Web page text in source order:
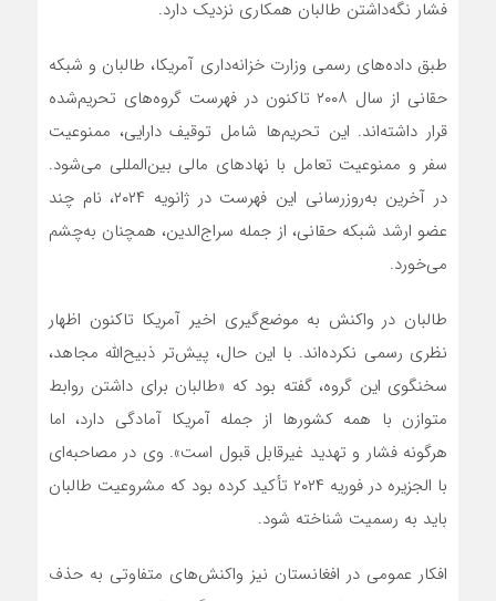
فشار نگه‌داشتن طالبان همکاری نزدیک دارد.
طبق داده‌های رسمی وزارت خزانه‌داری آمریکا، طالبان و شبکه
حقانی از سال ۲۰۰۸ تاکنون در فهرست گروه‌های تحریم‌شده
قرار داشته‌اند. این تحریم‌ها شامل توقیف دارایی، ممنوعیت
سفر و ممنوعیت تعامل با نهادهای مالی بین‌المللی می‌شود.
در آخرین به‌روزرسانی این فهرست در ژانویه ۲۰۲۴، نام چند
عضو ارشد شبکه حقانی، از جمله سراج‌الدین، همچنان به‌چشم
می‌خورد.
طالبان در واکنش به موضع‌گیری اخیر آمریکا تاکنون اظهار
نظری رسمی نکرده‌اند. با این حال، پیش‌تر ذبیح‌الله مجاهد،
سخنگوی این گروه، گفته بود که «طالبان برای داشتن روابط
متوازن با همه کشورها از جمله آمریکا آمادگی دارد، اما
هرگونه فشار و تهدید غیرقابل قبول است». وی در مصاحبه‌ای
با الجزیره در فوریه ۲۰۲۴ تأکید کرده بود که مشروعیت طالبان
باید به رسمیت شناخته شود.
افکار عمومی در افغانستان نیز واکنش‌های متفاوتی به حذف